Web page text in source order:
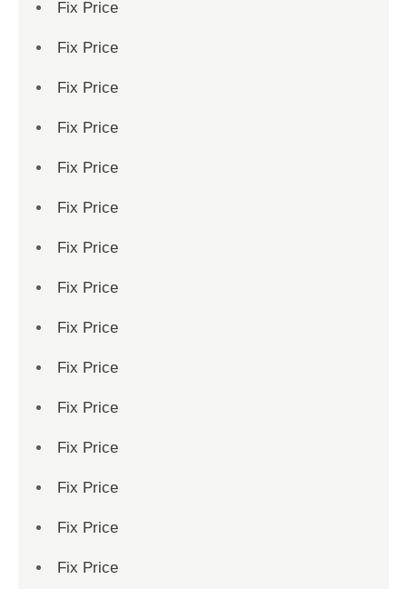
Fix Price
Fix Price
Fix Price
Fix Price
Fix Price
Fix Price
Fix Price
Fix Price
Fix Price
Fix Price
Fix Price
Fix Price
Fix Price
Fix Price
Fix Price